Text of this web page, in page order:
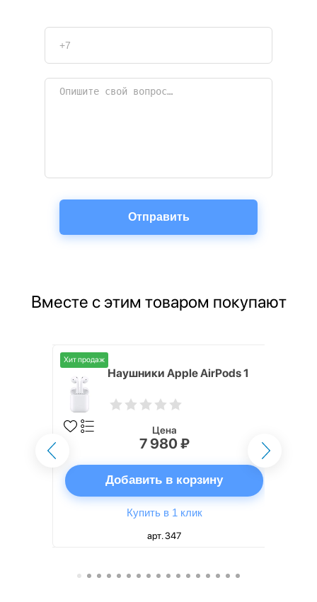
Вместе с этим товаром покупают
Хит продаж
Наушники Apple AirPods 1
Цена
7 980 ₽
Добавить в корзину
Купить в 1 клик
арт. 347